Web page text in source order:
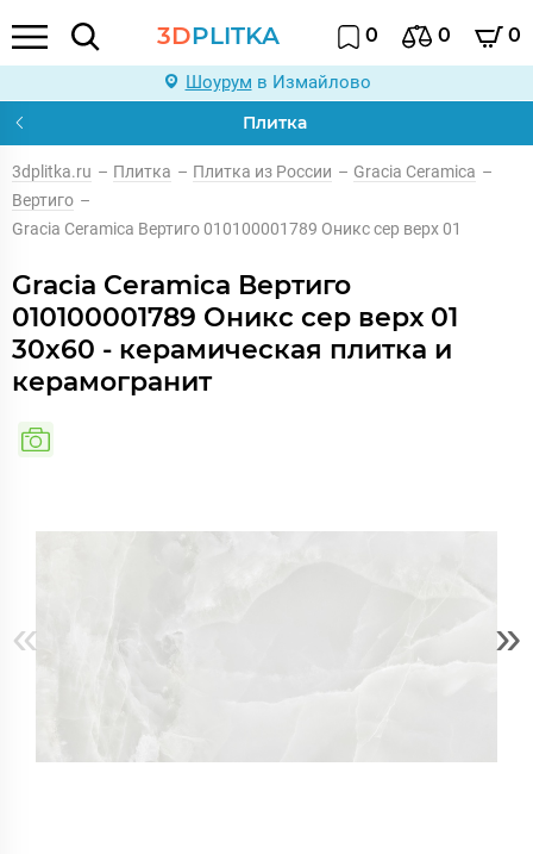
3DPLITKA 0 0 0
Шоурум в Измайлово
Плитка
3dplitka.ru – Плитка – Плитка из России – Gracia Ceramica –
Вертиго –
Gracia Ceramica Вертиго 010100001789 Оникс сер верх 01
Gracia Ceramica Вертиго
010100001789 Оникс сер верх 01
30x60 - керамическая плитка и
керамогранит
« »